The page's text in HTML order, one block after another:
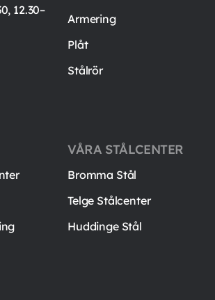
12.30–
Armering
Plåt
Stålrör
VÅRA STÅLCENTER
Bromma Stål
Telge Stålcenter
Huddinge Stål